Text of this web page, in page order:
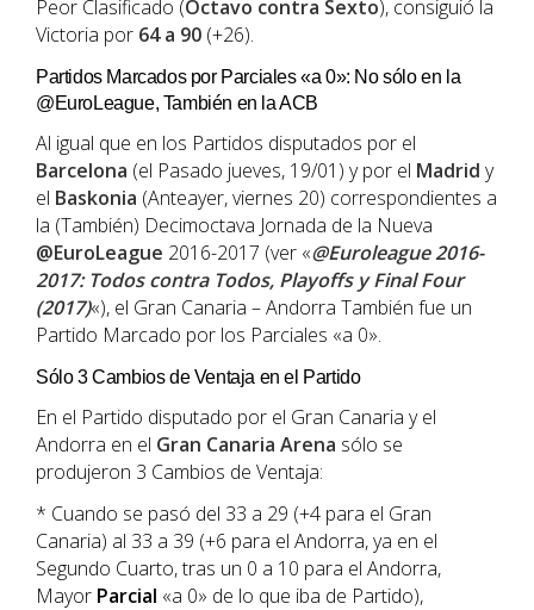
Peor Clasificado (Octavo contra Sexto), consiguió la
Victoria por 64 a 90 (+26).
Partidos Marcados por Parciales «a 0»: No sólo en la
@EuroLeague, También en la ACB
Al igual que en los Partidos disputados por el
Barcelona (el Pasado jueves, 19/01) y por el Madrid y
el Baskonia (Anteayer, viernes 20) correspondientes a
la (También) Decimoctava Jornada de la Nueva
@EuroLeague 2016-2017 (ver «@Euroleague 2016-
2017: Todos contra Todos, Playoffs y Final Four
(2017)«), el Gran Canaria – Andorra También fue un
Partido Marcado por los Parciales «a 0».
Sólo 3 Cambios de Ventaja en el Partido
En el Partido disputado por el Gran Canaria y el
Andorra en el Gran Canaria Arena sólo se
produjeron 3 Cambios de Ventaja:
* Cuando se pasó del 33 a 29 (+4 para el Gran
Canaria) al 33 a 39 (+6 para el Andorra, ya en el
Segundo Cuarto, tras un 0 a 10 para el Andorra,
Mayor Parcial «a 0» de lo que iba de Partido),